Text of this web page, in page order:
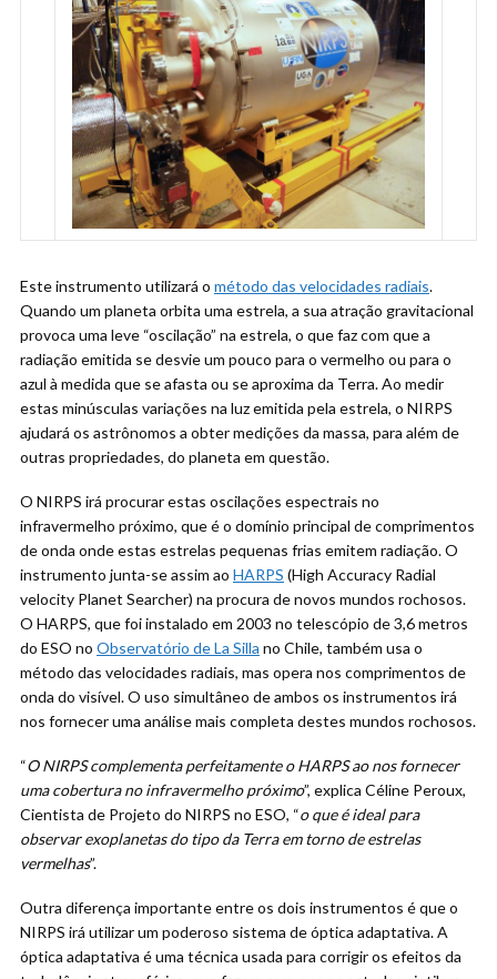
Este instrumento utilizará o método das velocidades radiais.
Quando um planeta orbita uma estrela, a sua atração gravitacional
provoca uma leve “oscilação” na estrela, o que faz com que a
radiação emitida se desvie um pouco para o vermelho ou para o
azul à medida que se afasta ou se aproxima da Terra. Ao medir
estas minúsculas variações na luz emitida pela estrela, o NIRPS
ajudará os astrônomos a obter medições da massa, para além de
outras propriedades, do planeta em questão.
O NIRPS irá procurar estas oscilações espectrais no
infravermelho próximo, que é o domínio principal de comprimentos
de onda onde estas estrelas pequenas frias emitem radiação. O
instrumento junta-se assim ao HARPS (High Accuracy Radial
velocity Planet Searcher) na procura de novos mundos rochosos.
O HARPS, que foi instalado em 2003 no telescópio de 3,6 metros
do ESO no Observatório de La Silla no Chile, também usa o
método das velocidades radiais, mas opera nos comprimentos de
onda do visível. O uso simultâneo de ambos os instrumentos irá
nos fornecer uma análise mais completa destes mundos rochosos.
“O NIRPS complementa perfeitamente o HARPS ao nos fornecer
uma cobertura no infravermelho próximo”, explica Céline Peroux,
Cientista de Projeto do NIRPS no ESO, “o que é ideal para
observar exoplanetas do tipo da Terra em torno de estrelas
vermelhas”.
Outra diferença importante entre os dois instrumentos é que o
NIRPS irá utilizar um poderoso sistema de óptica adaptativa. A
óptica adaptativa é uma técnica usada para corrigir os efeitos da